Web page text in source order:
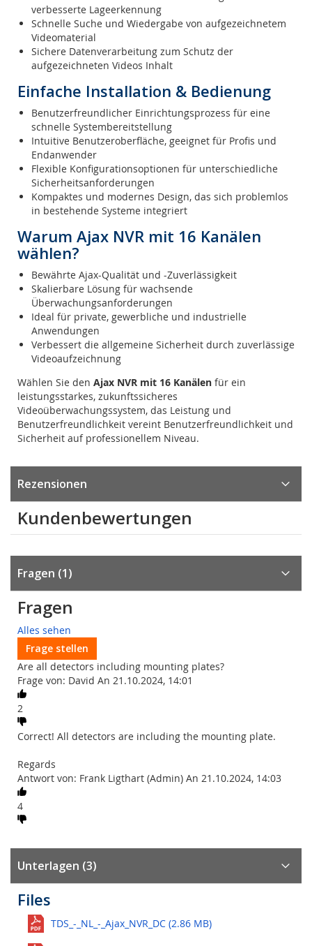
verbesserte Lageerkennung
Schnelle Suche und Wiedergabe von aufgezeichnetem
Videomaterial
Sichere Datenverarbeitung zum Schutz der
aufgezeichneten Videos Inhalt
Einfache Installation & Bedienung
Benutzerfreundlicher Einrichtungsprozess für eine
schnelle Systembereitstellung
Intuitive Benutzeroberfläche, geeignet für Profis und
Endanwender
Flexible Konfigurationsoptionen für unterschiedliche
Sicherheitsanforderungen
Kompaktes und modernes Design, das sich problemlos
in bestehende Systeme integriert
Warum Ajax NVR mit 16 Kanälen
wählen?
Bewährte Ajax-Qualität und -Zuverlässigkeit
Skalierbare Lösung für wachsende
Überwachungsanforderungen
Ideal für private, gewerbliche und industrielle
Anwendungen
Verbessert die allgemeine Sicherheit durch zuverlässige
Videoaufzeichnung
Wählen Sie den Ajax NVR mit 16 Kanälen für ein
leistungsstarkes, zukunftssicheres
Videoüberwachungssystem, das Leistung und
Benutzerfreundlichkeit vereint Benutzerfreundlichkeit und
Sicherheit auf professionellem Niveau.
Rezensionen
Kundenbewertungen
Fragen 1
Fragen
Alles sehen
Frage stellen
Are all detectors including mounting plates?
Frage von: David An 21.10.2024, 14:01
2
Correct! All detectors are including the mounting plate.
Regards
Antwort von: Frank Ligthart (Admin) An 21.10.2024, 14:03
4
Unterlagen (3)
Files
TDS_-_NL_-_Ajax_NVR_DC (2.86 MB)